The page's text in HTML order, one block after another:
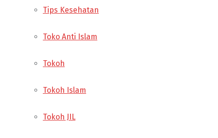
Tips Kesehatan
Toko Anti Islam
Tokoh
Tokoh Islam
Tokoh JIL